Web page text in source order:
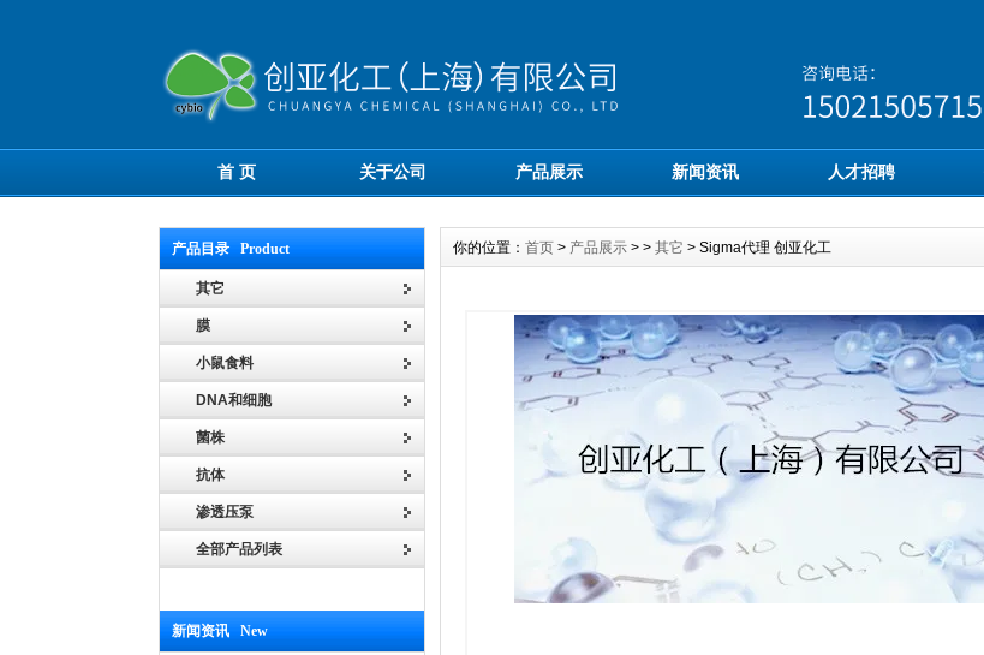
首 页 关于公司 产品展示 新闻资讯 人才招聘
产品目录 Product
其它
膜
小鼠食料
DNA和细胞
菌株
抗体
渗透压泵
全部产品列表
新闻资讯 New
你的位置： 首页 > 产品展示 > > 其它 > Sigma代理 创亚化工